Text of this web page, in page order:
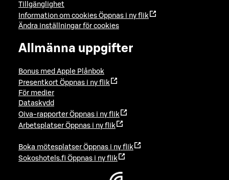
Tillgänglighet
Information om cookies Öppnas i ny flik
Ändra inställningar för cookies
Allmänna uppgifter
Bonus med Apple Plånbok
Presentkort Öppnas i ny flik
För medier
Dataskydd
Oiva-rapporter Öppnas i ny flik
Arbetsplatser Öppnas i ny flik
Boka mötesplatser Öppnas i ny flik
Sokoshotels.fi Öppnas i ny flik